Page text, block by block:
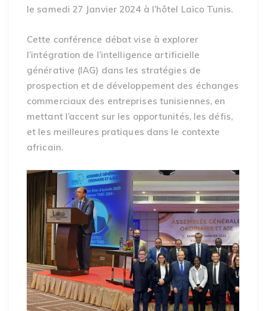
le samedi 27 Janvier 2024 à l’hôtel Laïco Tunis.
Cette conférence débat vise à explorer
l’intégration de l’intelligence artificielle
générative (IAG) dans les stratégies de
prospection et de développement des échanges
commerciaux des entreprises tunisiennes, en
mettant l’accent sur les opportunités, les défis,
et les meilleures pratiques dans le contexte
africain.